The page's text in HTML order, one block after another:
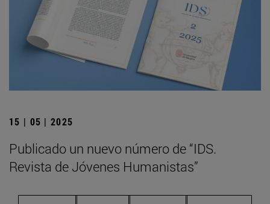
15 | 05 | 2025
Publicado un nuevo número de “IDS.
Revista de Jóvenes Humanistas”